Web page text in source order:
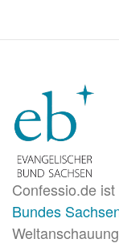
Confessio.de
Bundes